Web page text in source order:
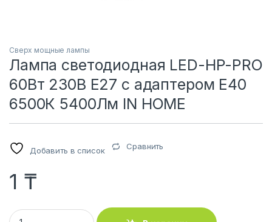
Сверх мощные лампы
Лампа светодиодная LED-HP-PRO
60Вт 230В E27 с адаптером Е40
6500К 5400Лм IN HOME
Добавить в список Сравнить
1 ₸
Лампа светодиодная LED-HP-PRO 60Вт 230В E27 с